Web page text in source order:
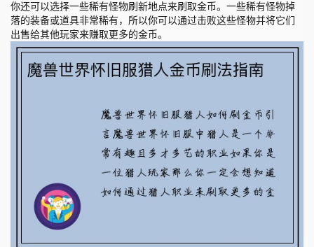
你还可以选择一些稀有怪物刷新地点来刷取金币。一些稀有怪物掉
落的装备或道具非常稀有，所以你可以通过击败这些怪物并将它们
出售给其他玩家来赚取更多的金币。